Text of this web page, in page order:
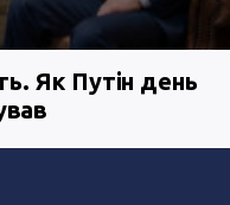
Як Путін день